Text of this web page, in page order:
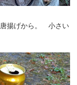
唐揚げから。 小さい